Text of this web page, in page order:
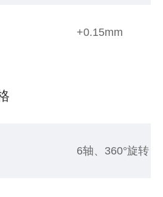
+0.15mm
6轴、360°旋转